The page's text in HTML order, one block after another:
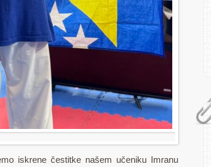
iskrene čestitke našem učeniku Imranu